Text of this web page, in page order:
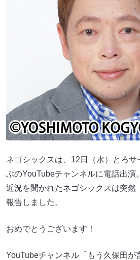
ネゴシックスは、12日（水）とろ
ぶのYouTubeチャンネルに電話出演。
近況を聞かれたネゴシックスは突然
報告しました。
おめでとうございます！
YouTubeチャンネル「もう久保田が